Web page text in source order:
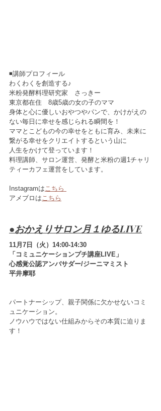
◾️講師プロフィール
わくわくを創造する♪
米粉発酵料理研究家　さっきー
東京都在住　8歳5歳の女の子のママ
身体と心に優しいおやつやパンで、かけがえの
ない毎日に幸せを感じられる瞬間を！
ママとこどもの今の幸せをともに育み、未来に
繋がる幸せをクリエイトするという山に
人生をかけて登っています！
料理講師、サロン運営、発酵と米粉の週1チャリ
ティーカフェ運営をしています。
Instagramはこちら
アメブロはこちら
●おかえりサロン月１ゆるLIVE
11月7日（火）14:00-14:30
「コミュニケーションプチ講座LIVE」
心感覚公認アンバサダー/ジーニマミスト
平井摩耶
パートナーシップ、親子関係に欠かせないコミ
ュニケーション。
ノウハウではない仕組みからその本質に迫りま
す！